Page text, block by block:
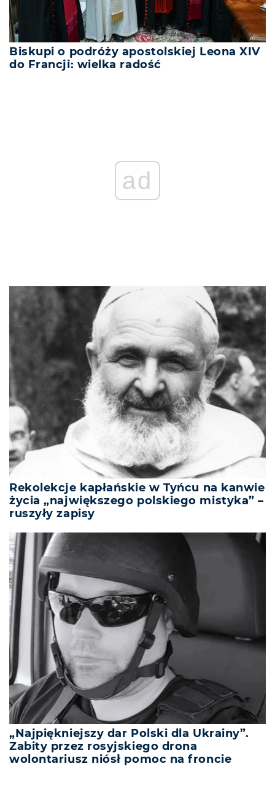
Biskupi o podróży apostolskiej Leona XIV
do Francji: wielka radość
ad
Rekolekcje kapłańskie w Tyńcu na kanwie
życia „największego polskiego mistyka” –
ruszyły zapisy
„Najpiękniejszy dar Polski dla Ukrainy”.
Zabity przez rosyjskiego drona
wolontariusz niósł pomoc na froncie